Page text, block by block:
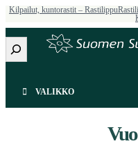
Kilpailut, kuntorastit – Rastilippu
Etsi
VALIKKO